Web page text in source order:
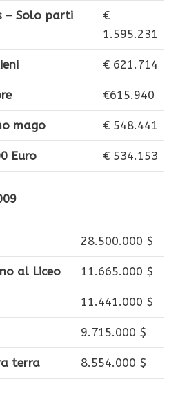
– Solo parti
€
1.595.231
€ 621.714
€615.940
mago € 548.441
Euro € 534.153
28.500.000 $
al Liceo 11.665.000 $
11.441.000 $
9.715.000 $
terra 8.554.000 $